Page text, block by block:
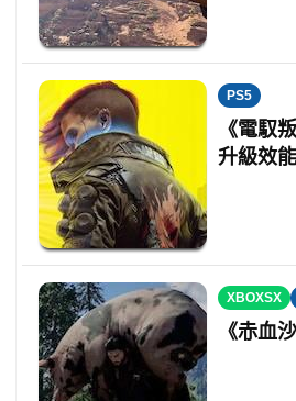
PS5
《電馭
升級效
XBOXSX
《赤血